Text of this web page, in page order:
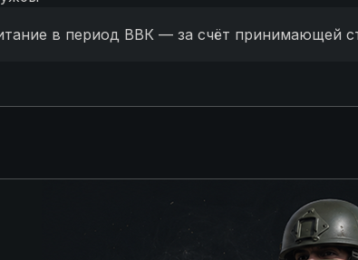
в период ВВК — за счёт принимающей